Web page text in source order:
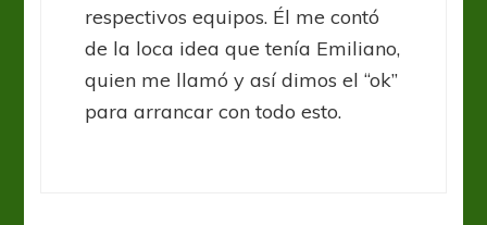
respectivos equipos. Él me contó
de la loca idea que tenía Emiliano,
quien me llamó y así dimos el “ok”
para arrancar con todo esto.